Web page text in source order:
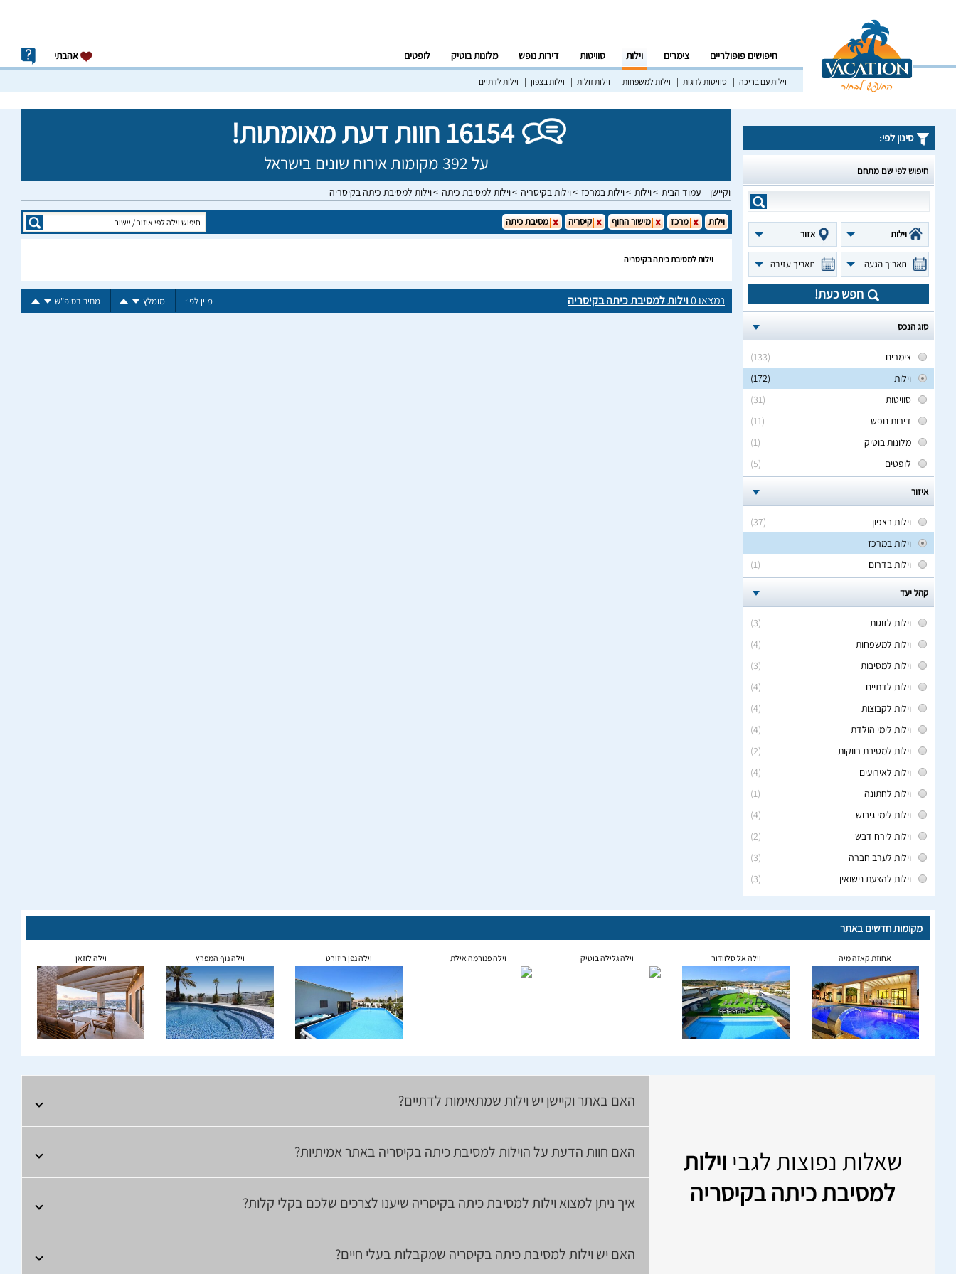
חיפושים פופולריים צימרים וילות סוויטות דירות נופש מלונות בוטיק לופטים אהבתי
וילות עם בריכה סוויטות לזוגות וילות למשפחות וילות זולות וילות בצפון וילות לדתיים
16154 חוות דעת מאומתות!
על 392 מקומות אירוח שונים בישראל
וקיישן – עמוד הבית וילות וילות במרכז וילות בקיסריה וילות למסיבת כיתה וילות למסיבת כיתה בקיסריה
סינון לפי:
חיפוש לפי שם מתחם
וילות אזור
תאריך הגעה תאריך עזיבה
חפש כעת!
סוג הנכס
(133)
צימרים
(172)
וילות
(31)
סוויטות
(11)
דירות נופש
(1)
מלונות בוטיק
(5)
לופטים
איזור
(37)
וילות בצפון
וילות במרכז
(1)
וילות בדרום
קהל יעד
(3)
וילות לזוגות
(4)
וילות למשפחות
(3)
וילות למסיבות
(4)
וילות לדתיים
(4)
וילות לקבוצות
(4)
וילות לימי הולדת
(2)
וילות למסיבת רווקות
(4)
וילות לאירועים
(1)
וילות לחתונה
(4)
וילות לימי גיבוש
(2)
וילות לירח דבש
(3)
וילות לערב חברה
(3)
וילות להצעת נישואין
וילות מרכז מישור החוף קיסריה מסיבת כיתה
וילות למסיבת כיתה בקיסריה
נמצאו0וילות למסיבת כיתה בקיסריה מיין לפי: מומלץ מחיר בסופ"ש
מקומות חדשים באתר
אחוזת קאזה מיה וילה אל סלוודור וילה גלילה בוטיק וילה פנורמה אילת וילה גפן ריזורט וילה נוף המפרץ וילה לוזאן
שאלות נפוצות לגבי וילות
למסיבת כיתה בקיסריה
האם באתר וקיישן יש וילות שמתאימות לדתיים?
האם חוות הדעת על הוילות למסיבת כיתה בקיסריה באתר אמיתיות?
איך ניתן למצוא וילות למסיבת כיתה בקיסריה שיענו לצרכים שלכם בקלי קלות?
האם יש וילות למסיבת כיתה בקיסריה שמקבלות בעלי חיים?